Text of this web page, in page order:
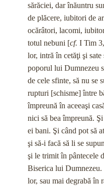
sărăciei, dar înăuntru
de plăcere, iubitori de
ocărâtori, lacomi,
totul nebuni [cf. I Tim
lor, intră în cetăţi şi
poporul lui Dumnezeu
de cele sfinte, să nu se
rupturi [schisme] între
împreună în aceeaşi
nici să bea împreună.
ei bani. Şi când pot să
şi să-i facă să li se
şi le trimit în pântecele
Biserica lui
lor, sau mai degrabă în